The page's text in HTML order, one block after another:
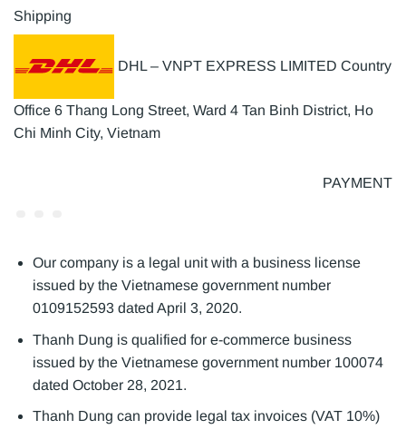
Shipping
DHL – VNPT EXPRESS LIMITED Country
Office 6 Thang Long Street, Ward 4 Tan Binh District, Ho
Chi Minh City, Vietnam
PAYMENT
Our company is a legal unit with a business license
issued by the Vietnamese government number
0109152593 dated April 3, 2020.
Thanh Dung is qualified for e-commerce business
issued by the Vietnamese government number 100074
dated October 28, 2021.
Thanh Dung can provide legal tax invoices (VAT 10%)